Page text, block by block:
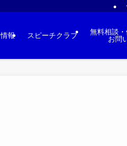
報 スピーチクラブ
無料相談
お問